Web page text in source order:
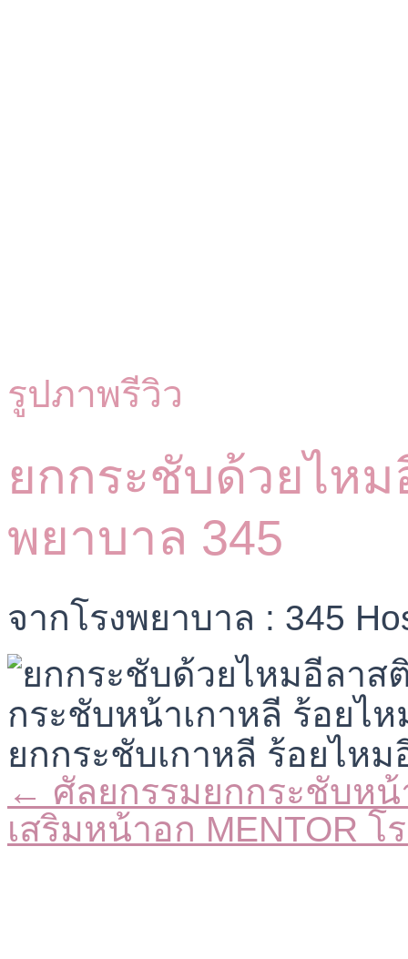
รูปภาพรีวิว
ยกกระชับด้วยไห
พยาบาล 345
จากโรงพยาบาล : 345
navigation
← ศัลยกรรมยกกระชับหน้
เสริมหน้าอก MENTOR